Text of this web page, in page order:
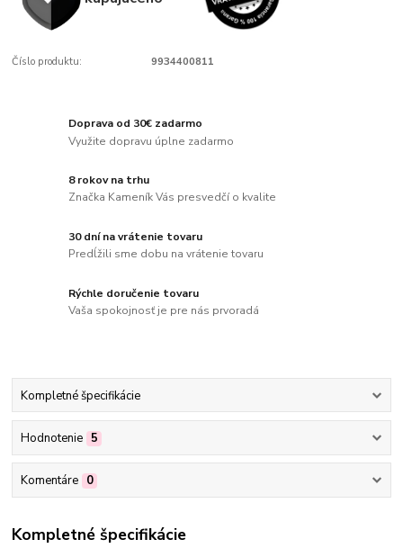
Číslo produktu: 9934400811
Doprava od 30€ zadarmo
Využite dopravu úplne zadarmo
8 rokov na trhu
Značka Kameník Vás presvedčí o kvalite
30 dní na vrátenie tovaru
Predĺžili sme dobu na vrátenie tovaru
Rýchle doručenie tovaru
Vaša spokojnosť je pre nás prvoradá
Kompletné špecifikácie
Hodnotenie 5
Komentáre 0
Kompletné špecifikácie